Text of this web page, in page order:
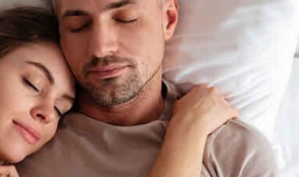
НОВОСТИ